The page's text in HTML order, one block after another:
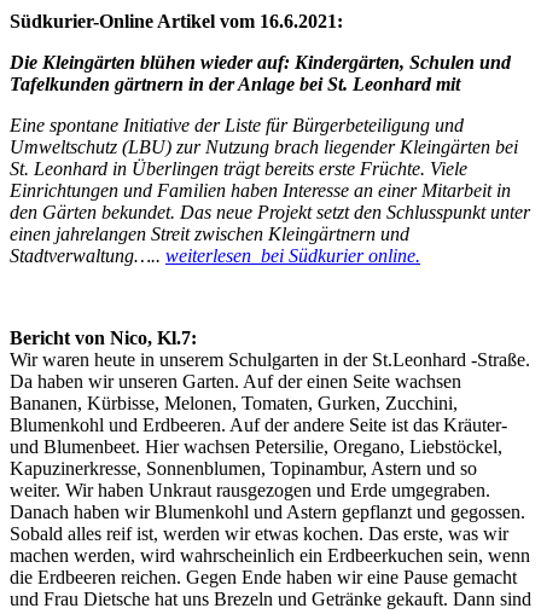
Südkurier-Online Artikel vom 16.6.2021:
Die Kleingärten blühen wieder auf: Kindergärten, Schulen und
Tafelkunden gärtnern in der Anlage bei St. Leonhard mit
Eine spontane Initiative der Liste für Bürgerbeteiligung und
Umweltschutz (LBU) zur Nutzung brach liegender Kleingärten bei
St. Leonhard in Überlingen trägt bereits erste Früchte. Viele
Einrichtungen und Familien haben Interesse an einer Mitarbeit in
den Gärten bekundet. Das neue Projekt setzt den Schlusspunkt unter
einen jahrelangen Streit zwischen Kleingärtnern und
Stadtverwaltung….. weiterlesen bei Südkurier online.
Bericht von Nico, Kl.7:
Wir waren heute in unserem Schulgarten in der St.Leonhard -Straße.
Da haben wir unseren Garten. Auf der einen Seite wachsen
Bananen, Kürbisse, Melonen, Tomaten, Gurken, Zucchini,
Blumenkohl und Erdbeeren. Auf der andere Seite ist das Kräuter-
und Blumenbeet. Hier wachsen Petersilie, Oregano, Liebstöckel,
Kapuzinerkresse, Sonnenblumen, Topinambur, Astern und so
weiter. Wir haben Unkraut rausgezogen und Erde umgegraben.
Danach haben wir Blumenkohl und Astern gepflanzt und gegossen.
Sobald alles reif ist, werden wir etwas kochen. Das erste, was wir
machen werden, wird wahrscheinlich ein Erdbeerkuchen sein, wenn
die Erdbeeren reichen. Gegen Ende haben wir eine Pause gemacht
und Frau Dietsche hat uns Brezeln und Getränke gekauft. Dann sind